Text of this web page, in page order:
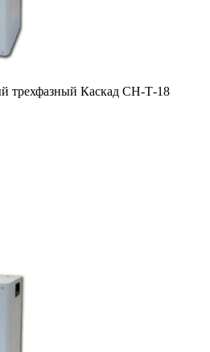
трехфазный Каскад СН-Т-18